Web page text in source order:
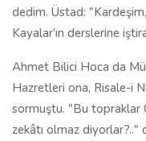
gelmedi, unuttum. Bize
namazlarımızı
dolaşmayın, size zarar
huzurdan...
Üstadın arabası